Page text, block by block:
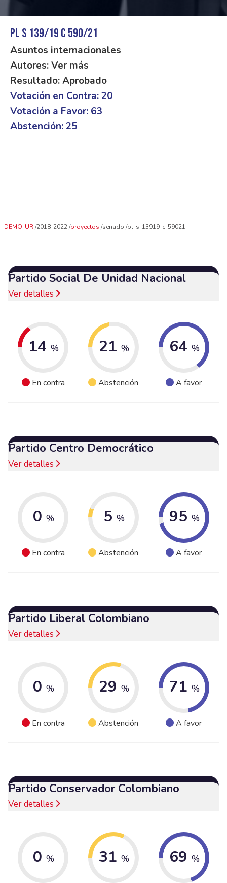
PL S 139/19 C 590/21
Asuntos internacionales
Autores: Ver más
Resultado: Aprobado
Votación en Contra: 20
Votación a Favor: 63
Abstención: 25
DEMO-UR 2018-2022 proyectos senado pl-s-13919-c-59021
Partido Social De Unidad Nacional
Ver detalles
14 %
En contra
21 %
Abstención
64 %
A favor
Partido Centro Democrático
Ver detalles
0 %
En contra
5 %
Abstención
95 %
A favor
Partido Liberal Colombiano
Ver detalles
0 %
En contra
29 %
Abstención
71 %
A favor
Partido Conservador Colombiano
Ver detalles
0 % 31 % 69 %